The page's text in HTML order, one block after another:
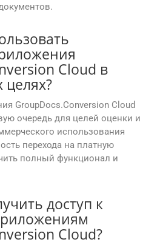
Cloud в
GroupDocs.Conversion Cloud
очередь для целей оценки и
использования
перехода на платную
полный функционал и
доступ к
Cloud?